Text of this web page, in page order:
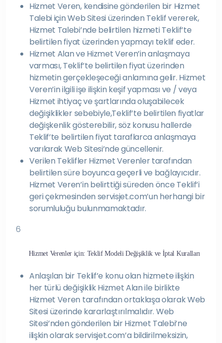
Hizmet Veren, kendisine gönderilen bir Hizmet
Talebi için Web Sitesi üzerinden Teklif vererek,
Hizmet Talebi’nde belirtilen hizmeti Teklif’te
belirtilen fiyat üzerinden yapmayı teklif eder.
Hizmet Alan ve Hizmet Veren’in anlaşmaya
varması, Teklif’te belirtilen fiyat üzerinden
hizmetin gerçekleşeceği anlamına gelir. Hizmet
Veren’in ilgili işe ilişkin keşif yapması ve / veya
Hizmet ihtiyaç ve şartlarında oluşabilecek
değişiklikler sebebiyle,Teklif’te belirtilen fiyatlar
değişkenlik gösterebilir, söz konusu hallerde
Teklif’te belirtilen fiyat taraflarca anlaşmaya
varılarak Web Sitesi’nde güncellenir.
Verilen Teklifler Hizmet Verenler tarafından
belirtilen süre boyunca geçerli ve bağlayıcıdır.
Hizmet Veren’in belirttiği süreden önce Teklif’i
geri çekmesinden servisjet.com’un herhangi bir
sorumluluğu bulunmamaktadır.
6
Hizmet Verenler için: Teklif Modeli Değişiklik ve İptal Kuralları
Anlaşılan bir Teklif’e konu olan hizmete ilişkin
her türlü değişiklik Hizmet Alan ile birlikte
Hizmet Veren tarafından ortaklaşa olarak Web
Sitesi üzerinde kararlaştırılmalıdır. Web
Sitesi’nden gönderilen bir Hizmet Talebi’ne
ilişkin olarak servisjet.com’a bildirilmeksizin,